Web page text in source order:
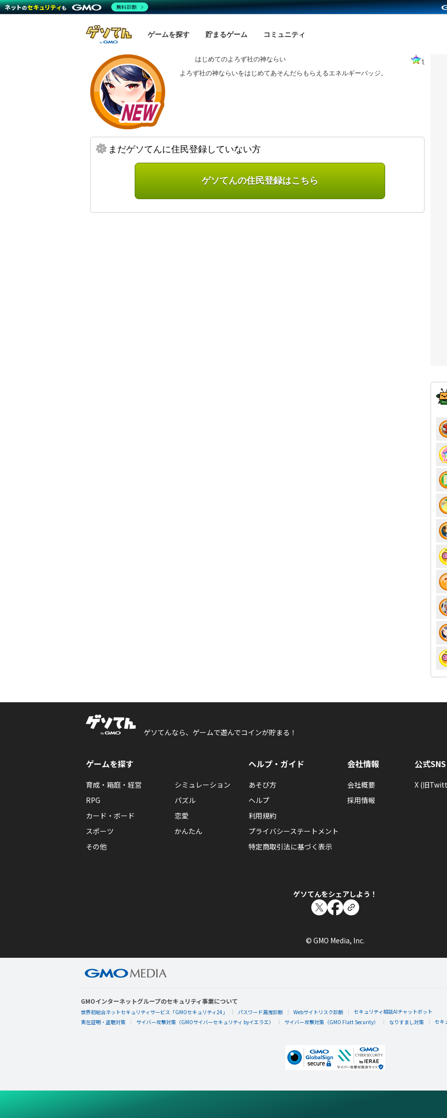
ゲームを探す 貯まるゲーム コミュニティ
はじめてのよろず社の神ならい
1
よろず社の神ならいをはじめてあそんだらもらえるエネルギーバッジ。
まだゲソてんに住民登録していない方
ゲソてんの住民登録はこちら
ゲソてんなら、ゲームで遊んでコインが貯まる！
ゲームを探す
育成・箱庭・経営
シミュレーション
RPG
パズル
カード・ボード
恋愛
スポーツ
かんたん
その他
ヘルプ・ガイド
あそび方
ヘルプ
利用規約
プライバシーステートメント
特定商取引法に基づく表示
会社情報
会社概要
採用情報
公式SNS
X (旧
ゲソてんをシェアしよう！
© GMO Media, Inc.
GMOインターネットグループのセキュリティ事業について
世界初総合ネットセキュリティサービス「GMOセキュリティ24」 パスワード漏洩診断 Webサイトリスク診断
セキュリティ相談AIチャットボット
実在証明・盗聴対策
サイバー攻撃対策（GMOサイバーセキュリティ byイエラエ） サイバー攻撃対策（GMO Flatt Security） なりすまし対策 セキ
無料診断